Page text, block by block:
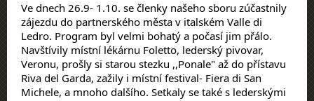
Ve dnech 26.9- 1.10. se členky našeho sboru zúčastnily
zájezdu do partnerského města v italském Valle di
Ledro. Program byl velmi bohatý a počasí jim přálo.
Navštívily místní lékárnu Foletto, lederský pivovar,
Veronu, prošly si starou stezku ,,Ponale" až do přístavu
Riva del Garda, zažily i místní festival- Fiera di San
Michele, a mnoho dalšího. Setkaly se také s lederskými